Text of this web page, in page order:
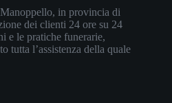
in provincia di
dei clienti 24 ore su 24
e le pratiche funerarie,
tutta l’assistenza della quale